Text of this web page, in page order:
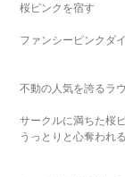
桜ピンクを宿す
ファンシーピンクダ
不動の人気を誇るラ
サークルに満ちた桜
うっとりと心奪われ